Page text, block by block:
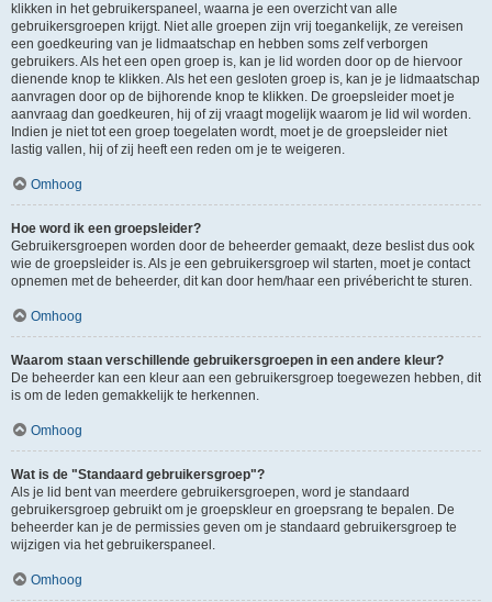
klikken in het gebruikerspaneel, waarna je een overzicht van alle
gebruikersgroepen krijgt. Niet alle groepen zijn vrij toegankelijk, ze vereisen
een goedkeuring van je lidmaatschap en hebben soms zelf verborgen
gebruikers. Als het een open groep is, kan je lid worden door op de hiervoor
dienende knop te klikken. Als het een gesloten groep is, kan je je lidmaatschap
aanvragen door op de bijhorende knop te klikken. De groepsleider moet je
aanvraag dan goedkeuren, hij of zij vraagt mogelijk waarom je lid wil worden.
Indien je niet tot een groep toegelaten wordt, moet je de groepsleider niet
lastig vallen, hij of zij heeft een reden om je te weigeren.
Omhoog
Hoe word ik een groepsleider?
Gebruikersgroepen worden door de beheerder gemaakt, deze beslist dus ook
wie de groepsleider is. Als je een gebruikersgroep wil starten, moet je contact
opnemen met de beheerder, dit kan door hem/haar een privébericht te sturen.
Omhoog
Waarom staan verschillende gebruikersgroepen in een andere kleur?
De beheerder kan een kleur aan een gebruikersgroep toegewezen hebben, dit
is om de leden gemakkelijk te herkennen.
Omhoog
Wat is de "Standaard gebruikersgroep"?
Als je lid bent van meerdere gebruikersgroepen, word je standaard
gebruikersgroep gebruikt om je groepskleur en groepsrang te bepalen. De
beheerder kan je de permissies geven om je standaard gebruikersgroep te
wijzigen via het gebruikerspaneel.
Omhoog